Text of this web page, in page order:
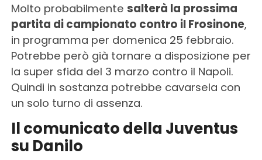
Molto probabilmente salterà la prossima
partita di campionato contro il Frosinone,
in programma per domenica 25 febbraio.
Potrebbe però già tornare a disposizione per
la super sfida del 3 marzo contro il Napoli.
Quindi in sostanza potrebbe cavarsela con
un solo turno di assenza.
Il comunicato della Juventus
su Danilo